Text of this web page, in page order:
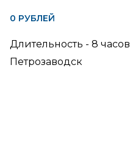
0 РУБЛЕЙ
Длительность - 8 часов
Петрозаводск